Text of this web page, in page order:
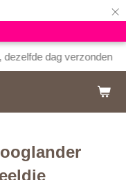
×
dezelfde dag verzonden